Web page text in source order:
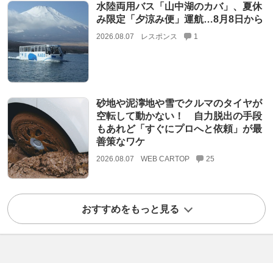
水陸両用バス「山中湖のカバ」、夏休
み限定「夕涼み便」運航…8月8日から
2026.08.07 レスポンス 1
砂地や泥濘地や雪でクルマのタイヤが
空転して動かない！ 自力脱出の手段
もあれど「すぐにプロへと依頼」が最
善策なワケ
2026.08.07 WEB CARTOP 25
おすすめをもっと見る